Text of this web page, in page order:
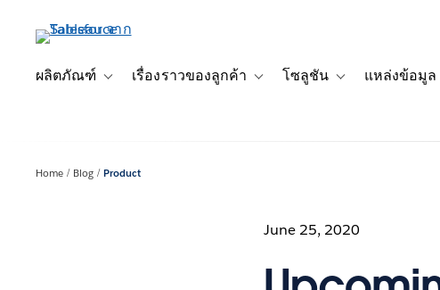
เนื้อหาผลิตภัณฑ์
Toggle sub-navigation for ผลิตภัณฑ์
เรื่องราวของลูกค้า
Toggle sub-navigation for เรื่องราว
โซลูชัน
Toggle sub-
แหล่งข้อมูล
Home Blog Product
June 25, 2020